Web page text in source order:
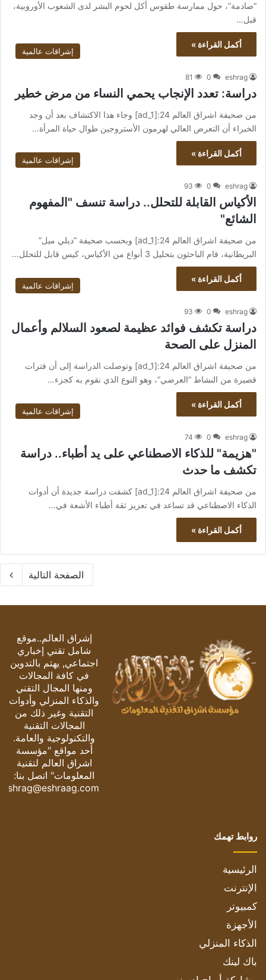
“صادمة”، حول ممارسة طقوس أكل لحوم البشر لدى الشعوب الأوروبية،
قبل…
أكمل القراءة »
إشراقات عالمية
eshrag
0
81
دراسة: تعدد الإنجاب يحمي النساء من مرض خطير
من صحيفة اشراق العالم 24:[ad_1] وجاء هذا الاكتشاف بعد أن وجد
الخبراء أن التعرض العالي لهرمون الأستروجين طوال حياة المرأة…
أكمل القراءة »
إشراقات عالمية
eshrag
0
93
الأكياس القابلة للتحلل.. دراسة تنسف "المفهوم
الشائع"
من صحيفة اشراق العالم 24:[ad_1] وبحسب صحيفة “ديلي ميل”
البريطانية، قام الباحثون بتحليل 3 أنواع من الأكياس، كيس قابل للتحلل…
أكمل القراءة »
إشراقات عالمية
eshrag
0
93
دراسة تكشف فوائد عظيمة لصعود السلالم وأعمال
المنزل على الصحة
من صحيفة اشراق العالم 24:[ad_1] وتوصلت الدراسة إلى أن فترات
قصيرة من النشاط “العرضي”، وهو النوع الذي نقوم به كجزء…
أكمل القراءة »
إشراقات عالمية
eshrag
0
74
"هزيمة" للذكاء الاصطناعي على يد أطباء.. دراسة
تكشف ما حدث
من صحيفة اشراق العالم 24:[ad_1] كشفت دراسة جديدة أن أدوات
الذكاء الاصطناعي قد تساعد في تعزيز ثقة أطباء الأشعة في…
أكمل القراءة »
الصفحة التالية
إشراق العالم..موقع
شامل تقني إخباري
اجتماعي, يهتم بالتدوين
في كافة المجالات
ومنها المجال التقني
والذكاء المنزلي وأدوات
التقنية وغير ذلك من
المجالات التقنية
والتكنولوجية والعامة.
أحد مواقع "مؤسسة
اشراق العالم لتقنية
المعلومات" اتصل بنا:
eshrag@eshraag.com
روابط تهمك
الرئيسية
الإنترنت
كمبيوتر
الأجهزة
الذكاء المنزلي
باك لينك